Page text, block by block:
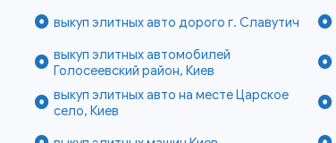
выкуп элитных авто дорого г. Славутич
выкуп элитных автомобилей
Голосеевский район, Киев
выкуп элитных авто на месте Царское
село, Киев